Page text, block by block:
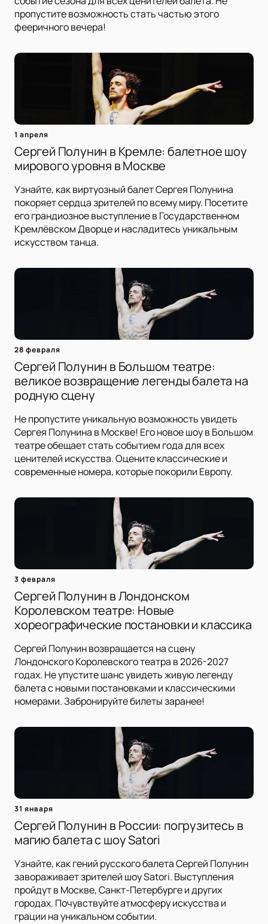
пропустите возможность стать частью этого
фееричного вечера!
1 апреля
Сергей Полунин в Кремле: балетное шоу
мирового уровня в Москве
Узнайте, как виртуозный балет Сергея Полунина
покоряет сердца зрителей по всему миру. Посетите
его грандиозное выступление в Государственном
Кремлёвском Дворце и насладитесь уникальным
искусством танца.
28 февраля
Сергей Полунин в Большом театре:
великое возвращение легенды балета на
родную сцену
Не пропустите уникальную возможность увидеть
Сергея Полунина в Москве! Его новое шоу в Большом
театре обещает стать событием года для всех
ценителей искусства. Оцените классические и
современные номера, которые покорили Европу.
3 февраля
Сергей Полунин в Лондонском
Королевском театре: Новые
хореографические постановки и классика
Сергей Полунин возвращается на сцену
Лондонского Королевского театра в 2026-2027
годах. Не упустите шанс увидеть живую легенду
балета с новыми постановками и классическими
номерами. Забронируйте билеты заранее!
31 января
Сергей Полунин в России: погрузитесь в
магию балета с шоу Satori
Узнайте, как гений русского балета Сергей Полунин
завораживает зрителей шоу Satori. Выступления
пройдут в Москве, Санкт-Петербурге и других
городах. Почувствуйте атмосферу искусства и
грации на уникальном событии.